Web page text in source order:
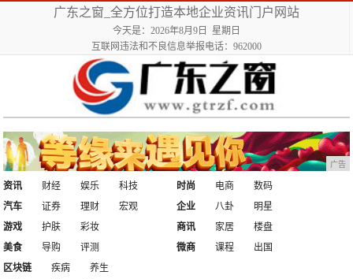
广东之窗_全方位打造本地企业资讯门户网站
今天是：2026年8月9日 星期日
互联网违法和不良信息举报电话：962000
广告
资讯 财经 娱乐
科技
汽车
证券 理财 宏观
时尚 电商
数码
企业
八卦
明星
游戏
护肤
彩妆
美食
导购 评测
商讯 家居
楼盘
微商
课程
出国
区块链
疾病
养生